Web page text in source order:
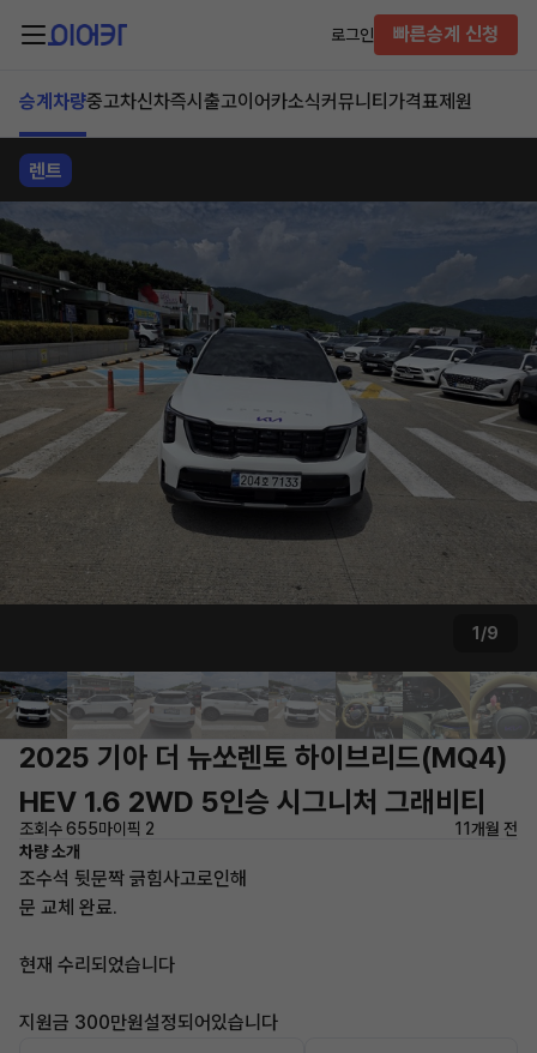
로그인 빠른승계 신청
승계차량중고차신차즉시출고이어카소식커뮤니티 가격표제원
렌트
1/9
2025 기아 더 뉴쏘렌토 하이브리드(MQ4)
HEV 1.6 2WD 5인승 시그니처 그래비티
조회수 655마이픽 2
11개월 전
차량 소개
조수석 뒷문짝 긁힘사고로인해
문 교체 완료.
현재 수리되었습니다
지원금 300만원설정되어있습니다